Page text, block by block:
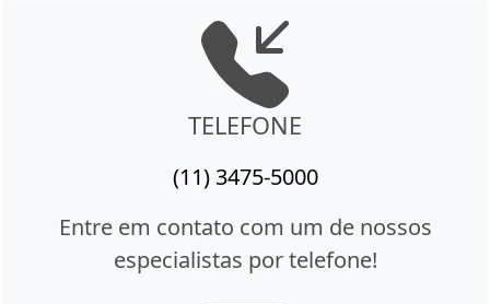
TELEFONE
(11) 3475-5000
Entre em contato com um de nossos
especialistas por telefone!